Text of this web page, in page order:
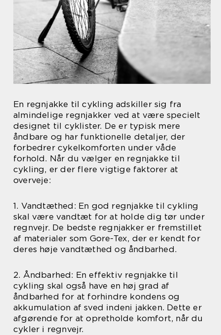
En regnjakke til cykling adskiller sig fra
almindelige regnjakker ved at være specielt
designet til cyklister. De er typisk mere
åndbare og har funktionelle detaljer, der
forbedrer cykelkomforten under våde
forhold. Når du vælger en regnjakke til
cykling, er der flere vigtige faktorer at
overveje:
1. Vandtæthed: En god regnjakke til cykling
skal være vandtæt for at holde dig tør under
regnvejr. De bedste regnjakker er fremstillet
af materialer som Gore-Tex, der er kendt for
deres høje vandtæthed og åndbarhed.
2. Åndbarhed: En effektiv regnjakke til
cykling skal også have en høj grad af
åndbarhed for at forhindre kondens og
akkumulation af sved indeni jakken. Dette er
afgørende for at opretholde komfort, når du
cykler i regnvejr.